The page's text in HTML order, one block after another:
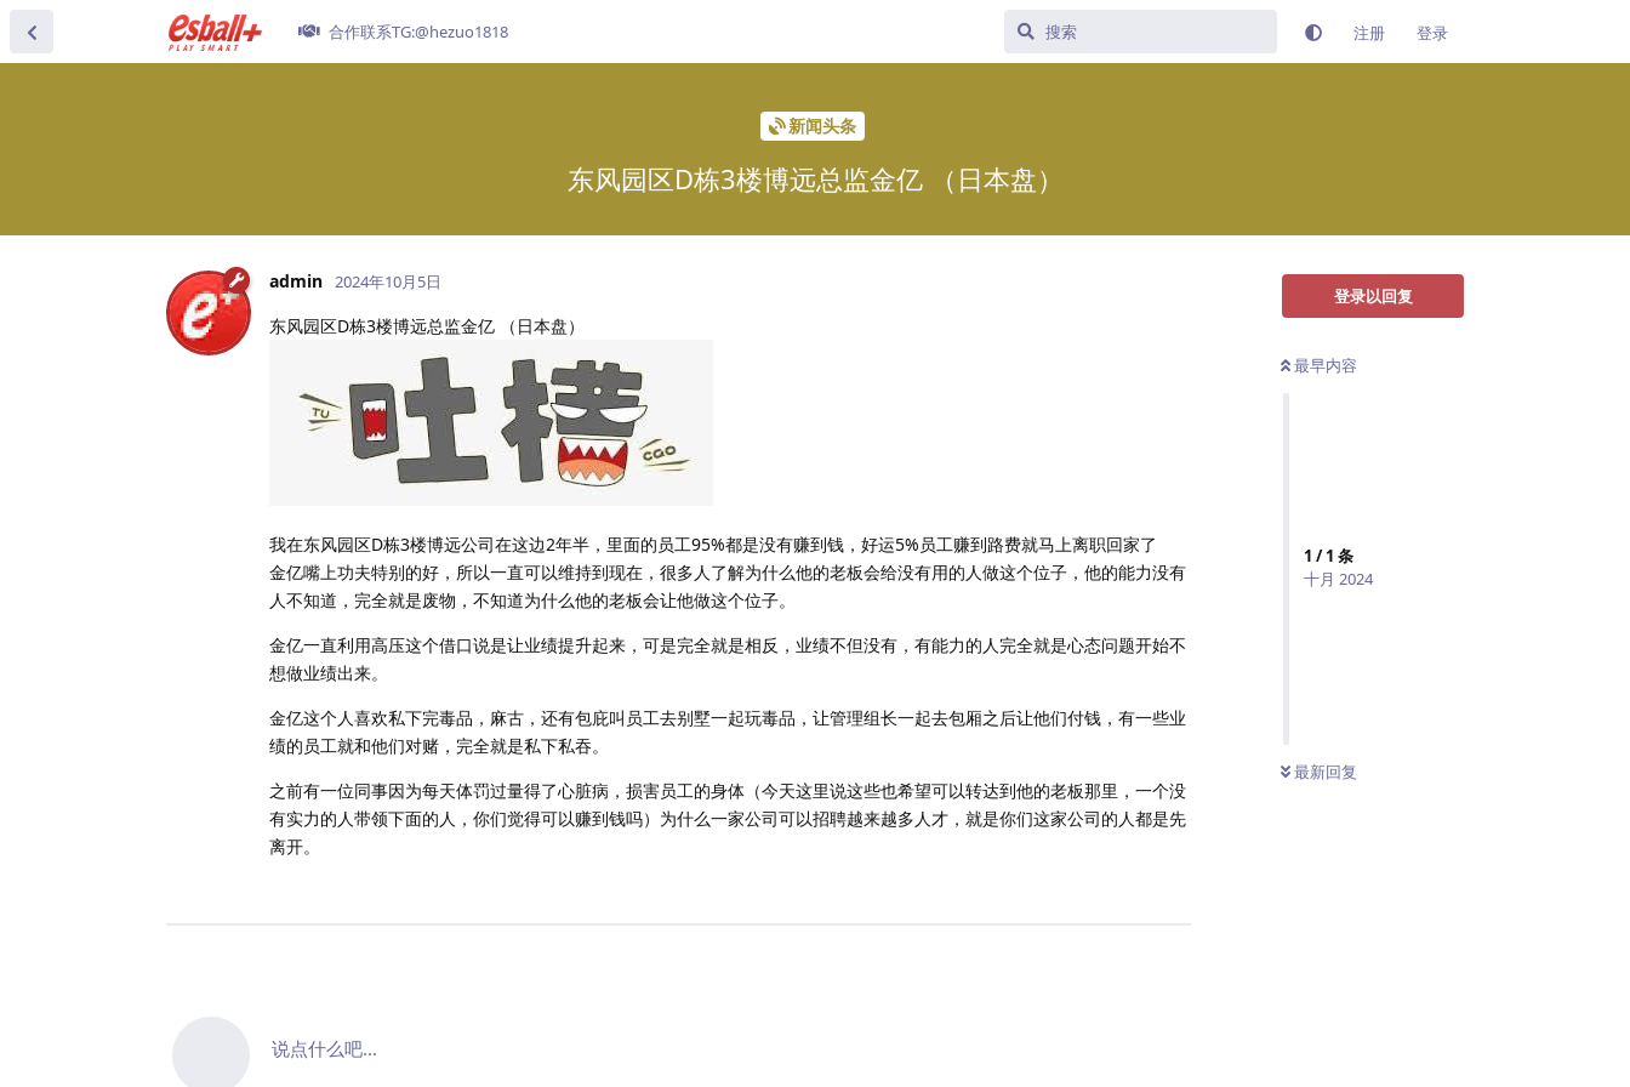
合作联系TG:@hezuo1818 注册 登录
新闻头条
东风园区D栋3楼博远总监金亿 （日本盘）
登录以回复
最早内容
1 /1 条
十月 2024
最新回复
admin 2024年10月5日
东风园区D栋3楼博远总监金亿 （日本盘）
我在东风园区D栋3楼博远公司在这边2年半，里面的员工95%都是没有赚到钱，好运5%员工赚到路费就马上离职回家了
金亿嘴上功夫特别的好，所以一直可以维持到现在，很多人了解为什么他的老板会给没有用的人做这个位子，他的能力没有
人不知道，完全就是废物，不知道为什么他的老板会让他做这个位子。
金亿一直利用高压这个借口说是让业绩提升起来，可是完全就是相反，业绩不但没有，有能力的人完全就是心态问题开始不
想做业绩出来。
金亿这个人喜欢私下完毒品，麻古，还有包庇叫员工去别墅一起玩毒品，让管理组长一起去包厢之后让他们付钱，有一些业
绩的员工就和他们对赌，完全就是私下私吞。
之前有一位同事因为每天体罚过量得了心脏病，损害员工的身体（今天这里说这些也希望可以转达到他的老板那里，一个没
有实力的人带领下面的人，你们觉得可以赚到钱吗）为什么一家公司可以招聘越来越多人才，就是你们这家公司的人都是先
离开。
说点什么吧...